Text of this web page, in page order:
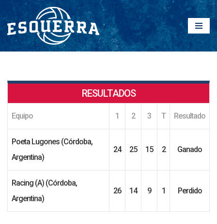
Saltar
al
contenido
RESULTADOS
Equipo 1 2 3 T Resultado
Poeta Lugones (Córdoba,
Argentina)
24 25 15 2 Ganado
Racing (A) (Córdoba,
Argentina)
26 14 9 1 Perdido